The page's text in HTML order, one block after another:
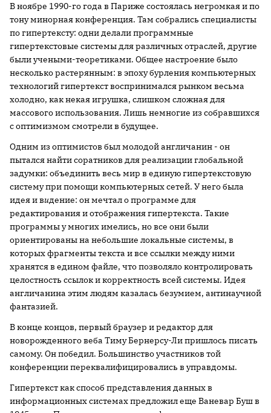
В ноябре 1990-го года в Париже состоялась негромкая и по
тону минорная конференция. Там собрались специалисты
по гипертексту: одни делали программные
гипертекстовые системы для различных отраслей, другие
были учеными-теоретиками. Общее настроение было
несколько растерянным: в эпоху бурления компьютерных
технологий гипертекст воспринимался рынком весьма
холодно, как некая игрушка, слишком сложная для
массового использования. Лишь немногие из собравшихся
с оптимизмом смотрели в будущее.
Одним из оптимистов был молодой англичанин - он
пытался найти соратников для реализации глобальной
задумки: объединить весь мир в единую гипертекстовую
систему при помощи компьютерных сетей. У него была
идея и видение: он мечтал о программе для
редактирования и отображения гипертекста. Такие
программы у многих имелись, но все они были
ориентированы на небольшие локальные системы, в
которых фрагменты текста и все ссылки между ними
хранятся в едином файле, что позволяло контролировать
целостность ссылок и корректность всей системы. Идея
англичанина этим людям казалась безумием, антинаучной
фантазией.
В конце концов, первый браузер и редактор для
новорожденного веба Тиму Бернерсу-Ли пришлось писать
самому. Он победил. Большинство участников той
конференции переквалифицировались в управдомы.
Гипертекст как способ представления данных в
информационных системах предложил еще Ваневар Буш в